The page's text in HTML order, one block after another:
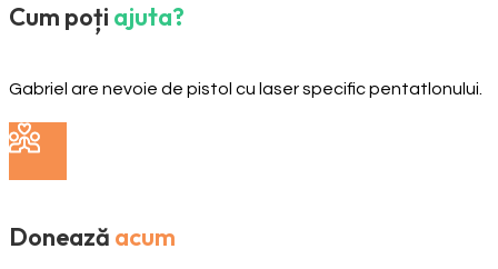
Cum poți ajuta?
Gabriel are nevoie de pistol cu laser specific pentatlonului.
Donează acum